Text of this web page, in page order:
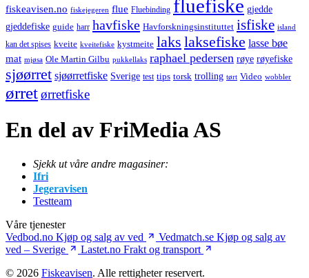
fiskeavisen.no fiskejegeren flue Fluebinding fluefiske gjedde
gjeddefiske guide harr havfiske Havforskningsinstituttet isfiske island
kan det spises kveite kveitefiske kystmeite laks laksefiske lasse bøe
mat mjøsa Ole Martin Gilbu pukkellaks raphael pedersen røye røyefiske
sjøørret sjøørretfiske Sverige test tips torsk trolling tørt Video wobbler
ørretørretfiske
En del av FriMedia AS
Sjekk ut våre andre magasiner:
Ifri
Jegeravisen
Testteam
Våre tjenester
Vedbod.no Kjøp og salg av ved Vedmatch.se Kjøp og salg av
ved – Sverige
Lastet.no Frakt og transport
© 2026 Fiskeavisen. Alle rettigheter reservert.